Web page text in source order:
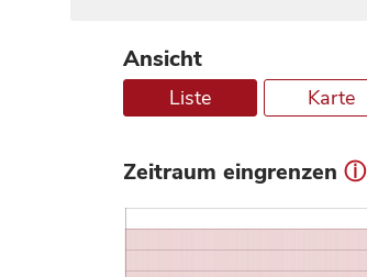
Ansicht
Liste Karte
Zeitraum eingrenzen ⓘ